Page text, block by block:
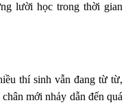
lười học trong thời gian
thí sinh vẫn đang từ từ,
mới nhảy dẫn đến quá